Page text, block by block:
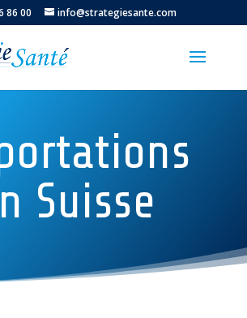
86 00 info@strategiesante.com
Suisse